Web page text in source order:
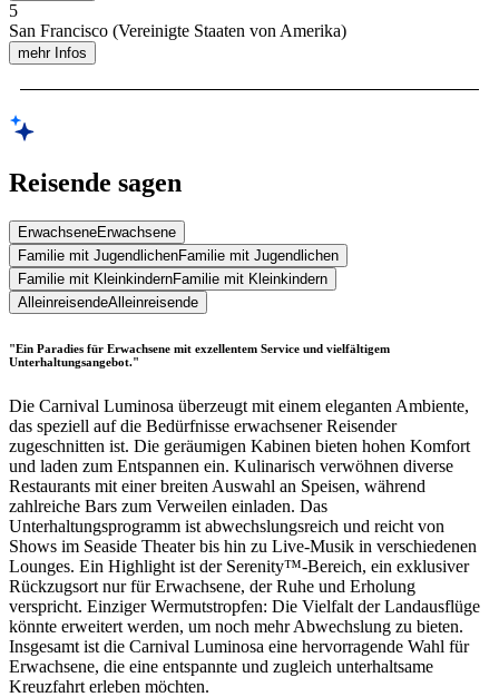
5
San Francisco (Vereinigte Staaten von Amerika)
mehr Infos
Reisende sagen
ErwachseneErwachsene
Familie mit JugendlichenFamilie mit Jugendlichen
Familie mit KleinkindernFamilie mit Kleinkindern
AlleinreisendeAlleinreisende
"Ein Paradies für Erwachsene mit exzellentem Service und vielfältigem
Unterhaltungsangebot."
Die Carnival Luminosa überzeugt mit einem eleganten Ambiente,
das speziell auf die Bedürfnisse erwachsener Reisender
zugeschnitten ist. Die geräumigen Kabinen bieten hohen Komfort
und laden zum Entspannen ein. Kulinarisch verwöhnen diverse
Restaurants mit einer breiten Auswahl an Speisen, während
zahlreiche Bars zum Verweilen einladen. Das
Unterhaltungsprogramm ist abwechslungsreich und reicht von
Shows im Seaside Theater bis hin zu Live-Musik in verschiedenen
Lounges. Ein Highlight ist der Serenity™-Bereich, ein exklusiver
Rückzugsort nur für Erwachsene, der Ruhe und Erholung
verspricht. Einziger Wermutstropfen: Die Vielfalt der Landausflüge
könnte erweitert werden, um noch mehr Abwechslung zu bieten.
Insgesamt ist die Carnival Luminosa eine hervorragende Wahl für
Erwachsene, die eine entspannte und zugleich unterhaltsame
Kreuzfahrt erleben möchten.